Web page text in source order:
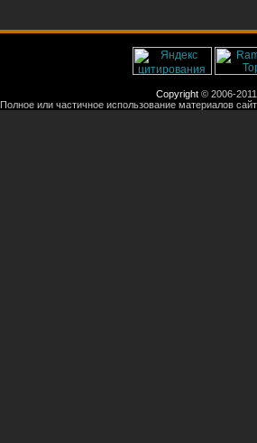
Copyright © 2006-
Полное или частичное использование материалов